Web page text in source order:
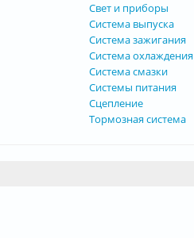
Свет и приборы
Система выпуска
Система зажигания
Система охлаждения
Система смазки
Системы питания
Сцепление
Тормозная система